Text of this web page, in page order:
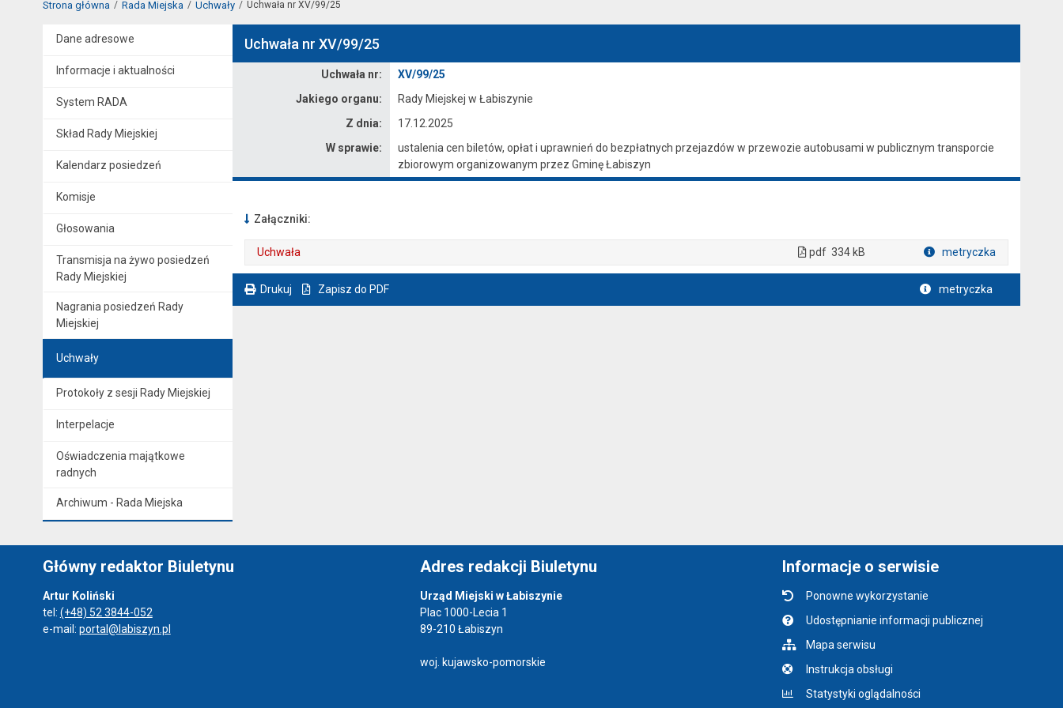
Strona główna Rada Miejska Uchwały Uchwała nr XV/99/25
Dane adresowe
Informacje i aktualności
System RADA
Skład Rady Miejskiej
Kalendarz posiedzeń
Komisje
Głosowania
Transmisja na żywo posiedzeń
Rady Miejskiej
Nagrania posiedzeń Rady
Miejskiej
Uchwały
Protokoły z sesji Rady Miejskiej
Interpelacje
Oświadczenia majątkowe
radnych
Archiwum - Rada Miejska
Uchwała nr XV/99/25
Uchwała nr:
XV/99/25
Jakiego organu:
Rady Miejskej w Łabiszynie
Z dnia:
17.12.2025
W sprawie:
ustalenia cen biletów, opłat i uprawnień do bezpłatnych przejazdów w przewozie autobusami w publicznym transporcie
zbiorowym organizowanym przez Gminę Łabiszyn
Załączniki:
Uchwała pdf 334 kB metryczka
Drukuj Zapisz do PDF metryczka
Główny redaktor Biuletynu
Artur Koliński
tel: (+48) 52 3844-052
e-mail: portal@labiszyn.pl
Adres redakcji Biuletynu
Urząd Miejski w Łabiszynie
Plac 1000-Lecia 1
89-210 Łabiszyn
woj. kujawsko-pomorskie
Informacje o serwisie
Ponowne wykorzystanie
Udostępnianie informacji publicznej
Mapa serwisu
Instrukcja obsługi
Statystyki oglądalności